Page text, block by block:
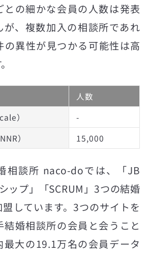
との細かな会員の人数は発表
が、複数加入の相談所であれ
の異性が見つかる可能性は高
人数
）
-
）
15,000
相談所 naco-doでは、「JB
ップ」「SCRUM」3つの結婚
しています。3つのサイトを
結婚相談所の会員と会うこと
最大の19.1万名の会員データ